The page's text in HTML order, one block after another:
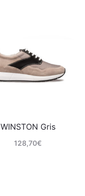
WINSTON Gris
128,70€